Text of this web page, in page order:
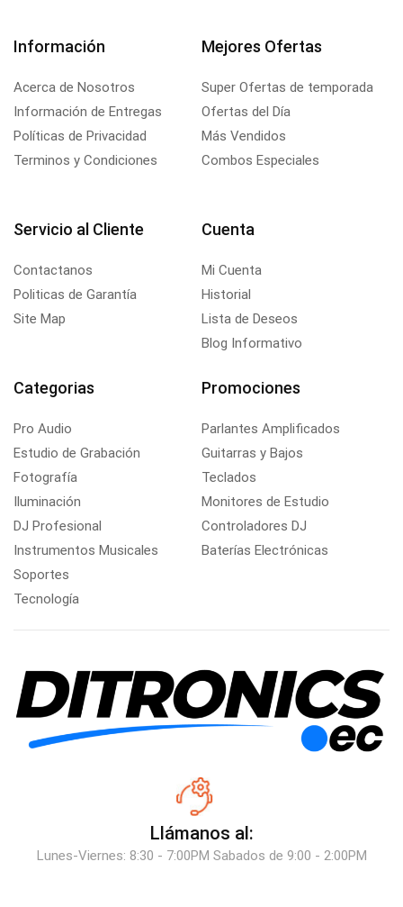
Información
Acerca de Nosotros
Información de Entregas
Políticas de Privacidad
Terminos y Condiciones
Mejores Ofertas
Super Ofertas de temporada
Ofertas del Día
Más Vendidos
Combos Especiales
Servicio al Cliente
Contactanos
Politicas de Garantía
Site Map
Cuenta
Mi Cuenta
Historial
Lista de Deseos
Blog Informativo
Categorias
Pro Audio
Estudio de Grabación
Fotografía
Iluminación
DJ Profesional
Instrumentos Musicales
Soportes
Tecnología
Promociones
Parlantes Amplificados
Guitarras y Bajos
Teclados
Monitores de Estudio
Controladores DJ
Baterías Electrónicas
Llámanos al:
Lunes-Viernes: 8:30 - 7:00PM Sabados de 9:00 - 2:00PM